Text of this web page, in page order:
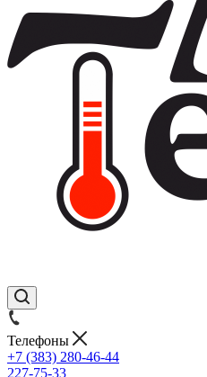
Телефоны
+7 (383) 280-46-44
227-75-33